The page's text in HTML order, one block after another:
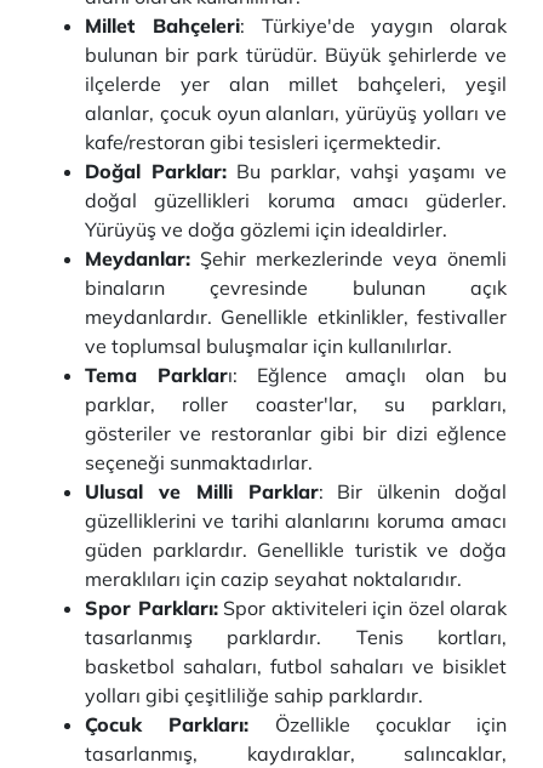
Millet Bahçeleri: Türkiye'de yaygın olarak
bulunan bir park türüdür. Büyük şehirlerde ve
ilçelerde yer alan millet bahçeleri, yeşil
alanlar, çocuk oyun alanları, yürüyüş yolları ve
kafe/restoran gibi tesisleri içermektedir.
Doğal Parklar: Bu parklar, vahşi yaşamı ve
doğal güzellikleri koruma amacı güderler.
Yürüyüş ve doğa gözlemi için idealdirler.
Meydanlar: Şehir merkezlerinde veya önemli
binaların çevresinde bulunan açık
meydanlardır. Genellikle etkinlikler, festivaller
ve toplumsal buluşmalar için kullanılırlar.
Tema Parkları: Eğlence amaçlı olan bu
parklar, roller coaster'lar, su parkları,
gösteriler ve restoranlar gibi bir dizi eğlence
seçeneği sunmaktadırlar.
Ulusal ve Milli Parklar: Bir ülkenin doğal
güzelliklerini ve tarihi alanlarını koruma amacı
güden parklardır. Genellikle turistik ve doğa
meraklıları için cazip seyahat noktalarıdır.
Spor Parkları:Spor aktiviteleri için özel olarak
tasarlanmış parklardır. Tenis kortları,
basketbol sahaları, futbol sahaları ve bisiklet
yolları gibi çeşitliliğe sahip parklardır.
Çocuk Parkları: Özellikle çocuklar için
tasarlanmış, kaydıraklar, salıncaklar,